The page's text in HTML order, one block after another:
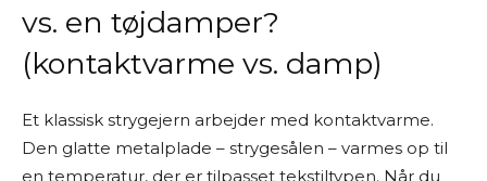
vs. en tøjdamper?
(kontaktvarme vs. damp)
Et klassisk strygejern arbejder med kontaktvarme.
Den glatte metalplade – strygesålen – varmes op til
en temperatur, der er tilpasset tekstiltypen. Når du